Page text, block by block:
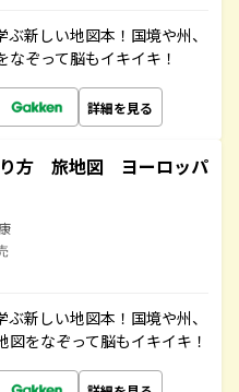
新しい地図本！国境や州、
ぞって脳もイキイキ！
詳細を見る
り方 旅地図 ヨーロッパ
新しい地図本！国境や州、
をなぞって脳もイキイキ！